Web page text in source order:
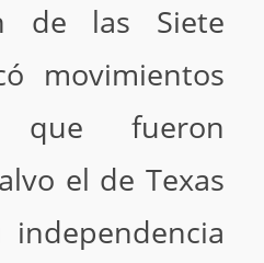
de las Siete
movimientos
que fueron
el de Texas